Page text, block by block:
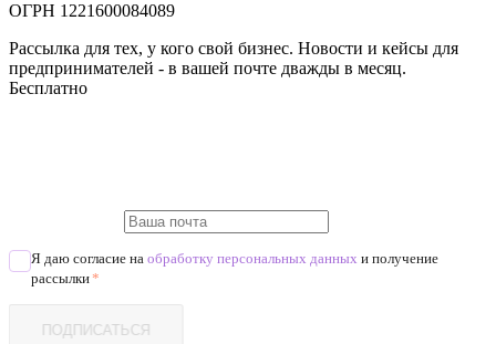
ОГРН 1221600084089
Рассылка для тех, у кого свой бизнес. Новости и кейсы для
предпринимателей - в вашей почте дважды в месяц.
Бесплатно
Я даю согласие на обработку персональных данных и получение
рассылки*
ПОДПИСАТЬСЯ